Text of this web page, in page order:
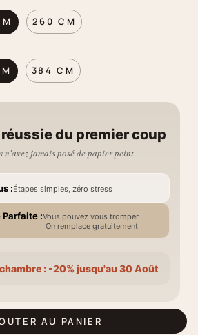
260 CM
384 CM
du premier coup
n'avez jamais posé de papier peint
:Étapes simples, zéro stress
Parfaite :Vous pouvez vous tromper.
On remplace gratuitement
: -20% jusqu'au 30 Août
AU PANIER